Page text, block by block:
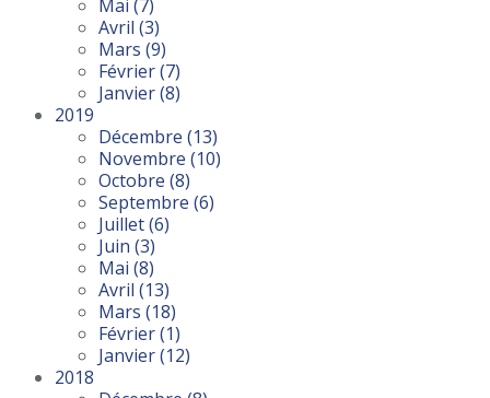
Mai (7)
Avril (3)
Mars (9)
Février(7)
Janvier(8)
2019
Décembre (13)
Novembre (10)
Octobre (8)
Septembre (6)
Juillet(6)
Juin (3)
Mai (8)
Avril (13)
Mars (18)
Février(1)
Janvier(12)
2018